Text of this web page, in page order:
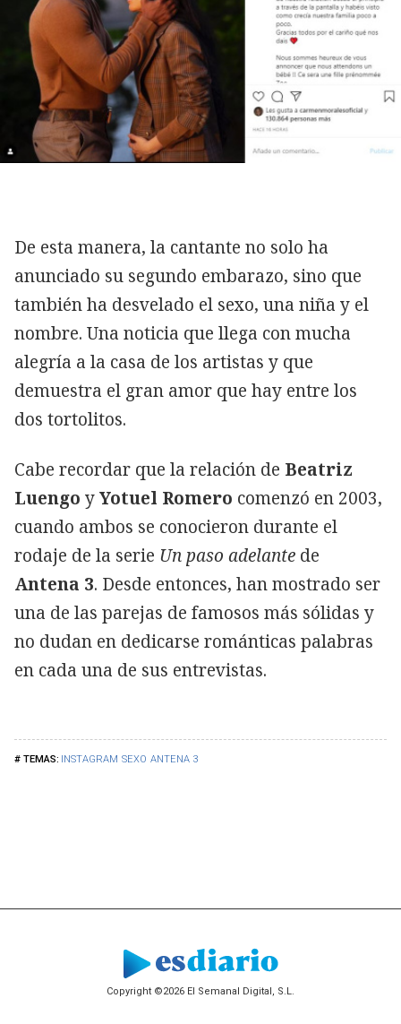
INSTAGRAM SEXO ANTENA 3
De esta manera, la cantante no solo ha
anunciado su segundo embarazo, sino que
también ha desvelado el sexo, una niña y el
nombre. Una noticia que llega con mucha
alegría a la casa de los artistas y que
demuestra el gran amor que hay entre los
dos tortolitos.
Cabe recordar que la relación de Beatriz
Luengo yYotuel Romero comenzó en 2003,
cuando ambos se conocieron durante el
rodaje de la serie Un paso adelante de
Antena 3. Desde entonces, han mostrado ser
una de las parejas de famosos más sólidas y
no dudan en dedicarse románticas palabras
en cada una de sus entrevistas.
Copyright ©2026 El Semanal Digital, S.L.